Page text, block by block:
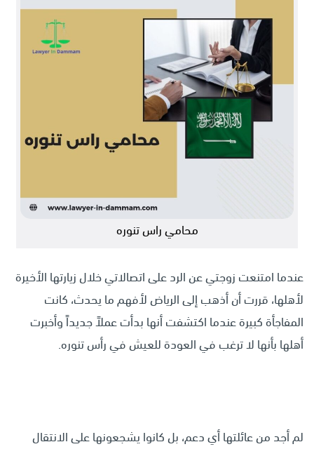
محامي راس تنوره
عندما امتنعت زوجتي عن الرد على اتصالاتي خلال زيارتها الأخيرة
لأهلها، قررت أن أذهب إلى الرياض لأفهم ما يحدث، كانت
المفاجأة كبيرة عندما اكتشفت أنها بدأت عملاً جديداً وأخبرت
أهلها بأنها لا ترغب في العودة للعيش في رأس تنوره.
لم أجد من عائلتها أي دعم، بل كانوا يشجعونها على الانتقال